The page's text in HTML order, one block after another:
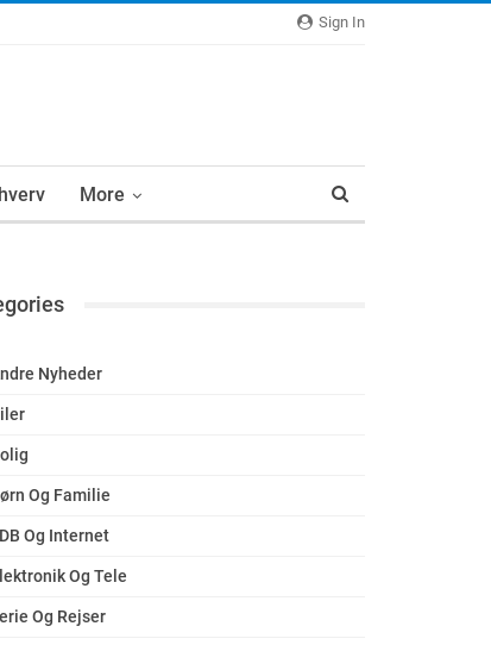
Sign In
More
Nyheder
Og Familie
Og Internet
Og Tele
Og Rejser